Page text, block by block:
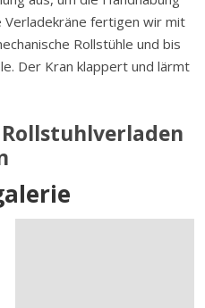
fertigen wir mit
Rollstühle und bis
Der Kran klappert und lärmt
Rollstuhlverladen